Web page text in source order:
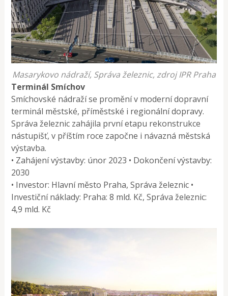
Masarykovo nádraží, Správa železnic, zdroj IPR Praha
Terminál Smíchov
Smíchovské nádraží se promění v moderní dopravní
terminál městské, příměstské i regionální dopravy.
Správa železnic zahájila první etapu rekonstrukce
nástupišť, v příštím roce započne i návazná městská
výstavba.
• Zahájení výstavby: únor 2023 • Dokončení výstavby:
2030
• Investor: Hlavní město Praha, Správa železnic •
Investiční náklady: Praha: 8 mld. Kč, Správa železnic:
4,9 mld. Kč